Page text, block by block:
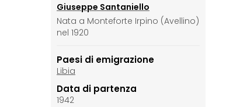
Giuseppe Santaniello
Nata a Monteforte Irpino (Avellino)
nel 1920
Paesi di emigrazione
Libia
Data di partenza
1942